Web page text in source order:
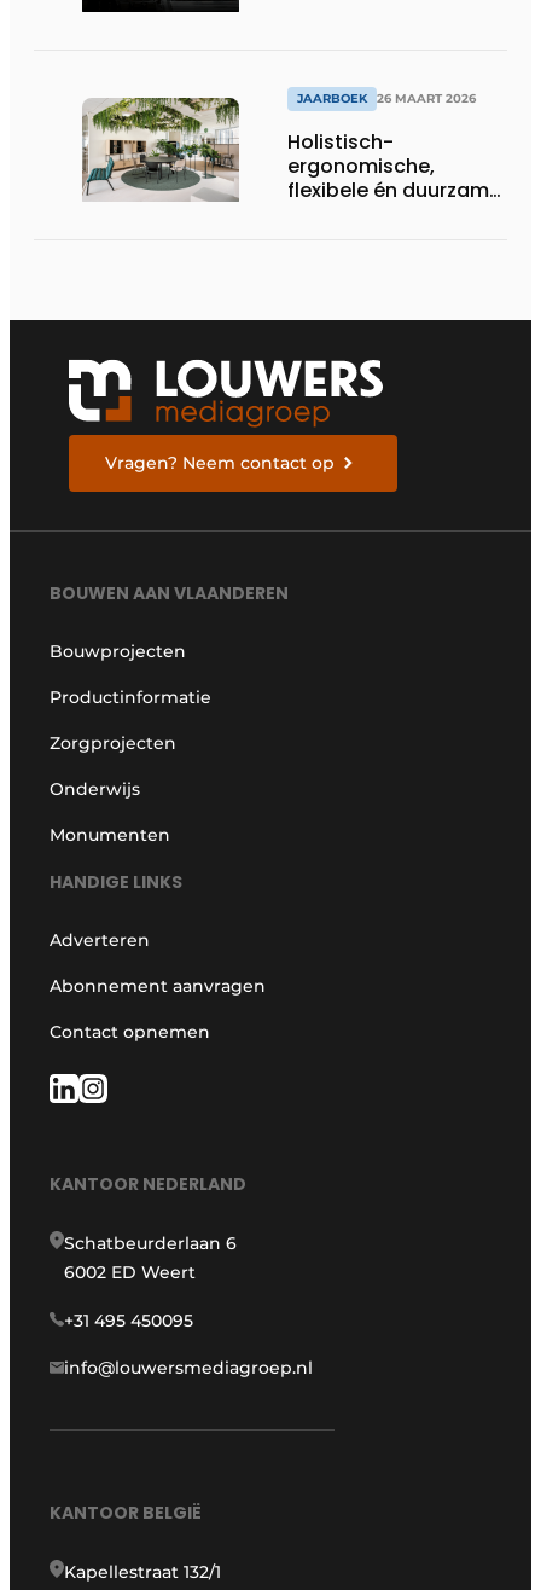
JAARBOEK 26 MAART 2026
Holistisch-
ergonomische,
flexibele én duurzame
Vragen? Neem contact op
BOUWEN AAN VLAANDEREN
Bouwprojecten
Productinformatie
Zorgprojecten
Onderwijs
Monumenten
HANDIGE LINKS
Adverteren
Abonnement aanvragen
Contact opnemen
KANTOOR NEDERLAND
Schatbeurderlaan 6
6002 ED Weert
+31 495 450095
info@louwersmediagroep.nl
KANTOOR BELGIË
Kapellestraat 132/1